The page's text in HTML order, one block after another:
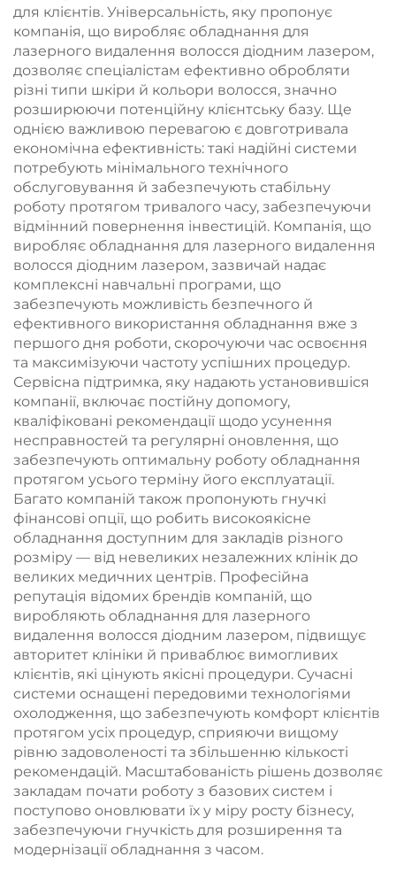
для клієнтів. Універсальність, яку пропонує
компанія, що виробляє обладнання для
лазерного видалення волосся діодним лазером,
дозволяє спеціалістам ефективно обробляти
різні типи шкіри й кольори волосся, значно
розширюючи потенційну клієнтську базу. Ще
однією важливою перевагою є довготривала
економічна ефективність: такі надійні системи
потребують мінімального технічного
обслуговування й забезпечують стабільну
роботу протягом тривалого часу, забезпечуючи
відмінний повернення інвестицій. Компанія, що
виробляє обладнання для лазерного видалення
волосся діодним лазером, зазвичай надає
комплексні навчальні програми, що
забезпечують можливість безпечного й
ефективного використання обладнання вже з
першого дня роботи, скорочуючи час освоєння
та максимізуючи частоту успішних процедур.
Сервісна підтримка, яку надають установившіся
компанії, включає постійну допомогу,
кваліфіковані рекомендації щодо усунення
несправностей та регулярні оновлення, що
забезпечують оптимальну роботу обладнання
протягом усього терміну його експлуатації.
Багато компаній також пропонують гнучкі
фінансові опції, що робить високоякісне
обладнання доступним для закладів різного
розміру — від невеликих незалежних клінік до
великих медичних центрів. Професійна
репутація відомих брендів компаній, що
виробляють обладнання для лазерного
видалення волосся діодним лазером, підвищує
авторитет клініки й приваблює вимогливих
клієнтів, які цінують якісні процедури. Сучасні
системи оснащені передовими технологіями
охолодження, що забезпечують комфорт клієнтів
протягом усіх процедур, сприяючи вищому
рівню задоволеності та збільшенню кількості
рекомендацій. Масштабованість рішень дозволяє
закладам почати роботу з базових систем і
поступово оновлювати їх у міру росту бізнесу,
забезпечуючи гнучкість для розширення та
модернізації обладнання з часом.